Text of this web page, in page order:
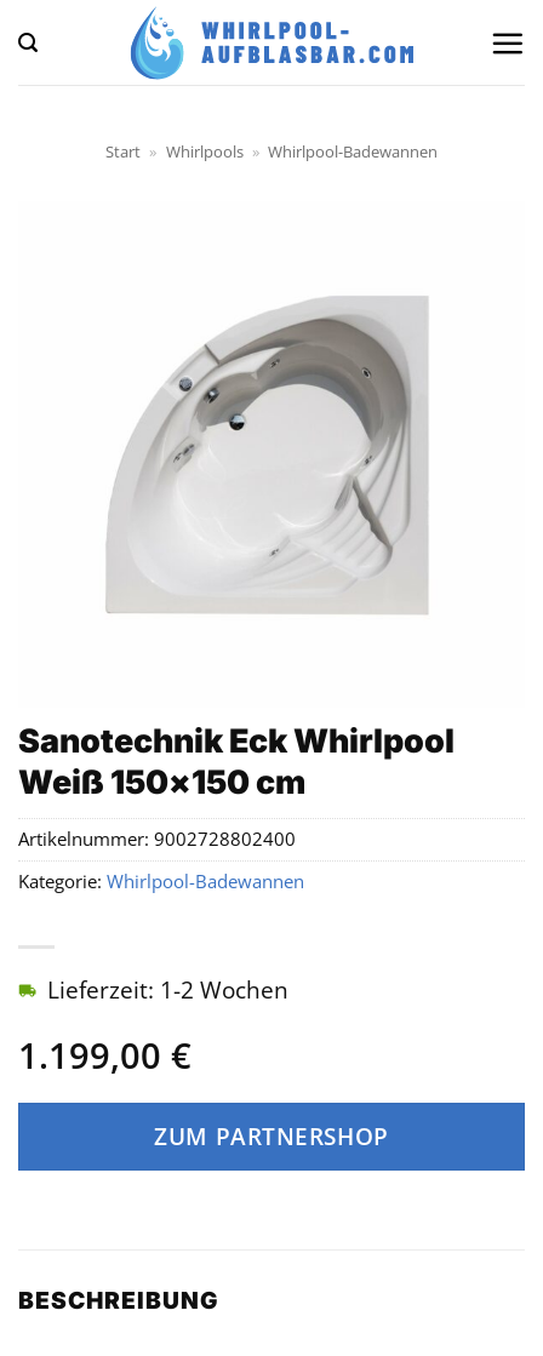
Inhalt
springen
Start » Whirlpools » Whirlpool-Badewannen
Sanotechnik Eck Whirlpool
Weiß 150×150 cm
1.199,00 €
Lieferzeit: 1-2 Wochen
ZUM PARTNERSHOP
Artikelnummer: 9002728802400
Kategorie: Whirlpool-Badewannen
BESCHREIBUNG